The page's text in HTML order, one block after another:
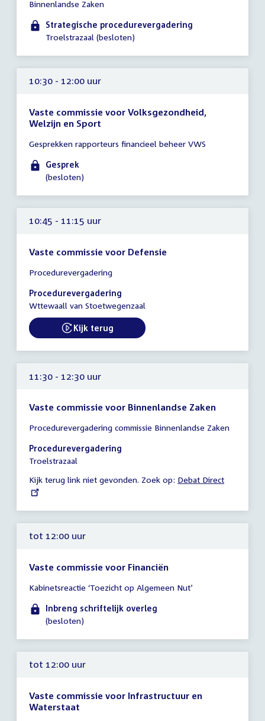
10:30
11:30
Binnenlandse Zaken
Strategische procedurevergadering
Troelstrazaal (besloten)
10:30 - 12:00 uur
Vaste commissie voor Volksgezondheid,
Welzijn en Sport
vergadering
10:30
-
12:00
uur
Gesprekken rapporteurs financieel beheer VWS
Gesprek
(besloten)
10:45 - 11:15 uur
Vaste commissie voor Defensie
vergadering
10:45
-
uur
Procedurevergadering
Procedurevergadering
Wttewaall van Stoetwegenzaal
External link:
Kijk terug
11:30 - 12:30 uur
Vaste commissie voor Binnenlandse Zaken
vergadering
11:30
-
uur
Procedurevergadering commissie Binnenlandse Zaken
Procedurevergadering
Troelstrazaal
Kijk terug link niet gevonden. Zoek op: External
Debat Direct
tot 12:00 uur
Vaste commissie voor Financiën
vergadering
tot
12:00
Kabinetsreactie ‘Toezicht op Algemeen Nut’
Inbreng schriftelijk overleg
(besloten)
tot 12:00 uur
Vaste commissie voor Infrastructuur en
Waterstaat